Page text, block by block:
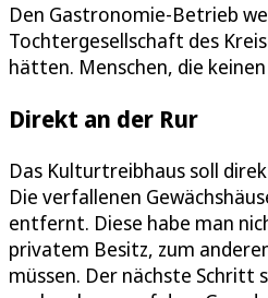
Den Gastronomie-Betrieb
Tochtergesellschaft des
hätten. Menschen, die
Direkt an der Rur
Das Kulturtreibhaus soll
Die verfallenen
entfernt. Diese habe man
privatem Besitz, zum
müssen. Der nächste Schritt